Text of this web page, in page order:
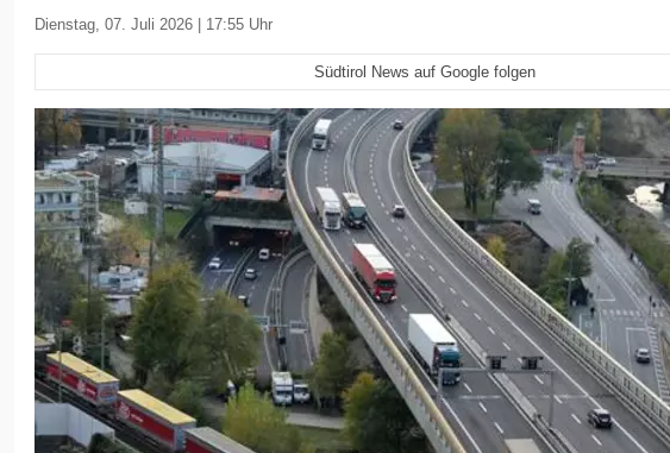
Dienstag, 07. Juli 2026 | 17:55 Uhr
Südtirol News auf Google folgen